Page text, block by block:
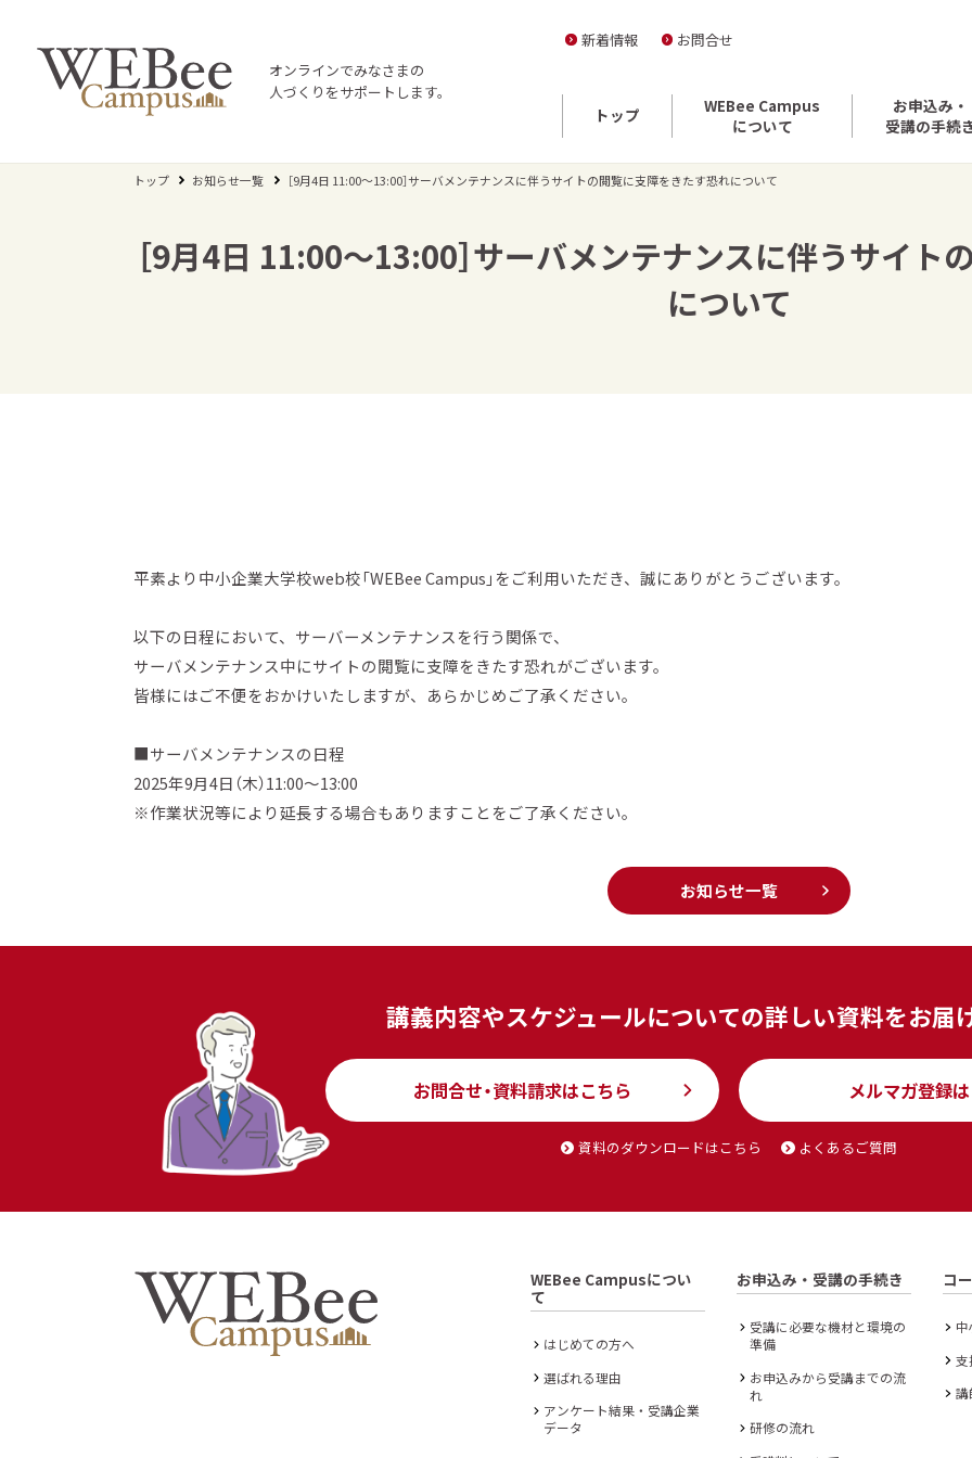
オンラインでみなさまの
人づくりをサポートします。
トップ
WEBee Campus
について
お申込み・
受講の手続
新着情報 お問合せ
トップ お知らせ一覧 ［9月4日 11:00～13:00］サーバメンテナンスに伴うサイトの閲覧に支障をきたす恐れについて
［9月4日 11:00～13:00］サーバメンテナンスに伴うサイト
について
平素より中小企業大学校web校「WEBee Campus」をご利用いただき、誠にありがとうございます。
以下の日程において、サーバーメンテナンスを行う関係で、
サーバメンテナンス中にサイトの閲覧に支障をきたす恐れがございます。
皆様にはご不便をおかけいたしますが、あらかじめご了承ください。
■サーバメンテナンスの日程
2025年9月4日（木）11:00～13:00
※作業状況等により延長する場合もありますことをご了承ください。
お知らせ一覧
講義内容やスケジュールについての詳しい資料をお届
お問合せ・資料請求はこちら メルマガ登録
資料のダウンロードはこちら よくあるご質問
WEBee Campusについ
て
はじめての方へ
選ばれる理由
アンケート結果・受講企業
データ
お申込み・受講の手続き
受講に必要な機材と環境の
準備
お申込みから受講までの流
れ
研修の流れ
コ
支
講